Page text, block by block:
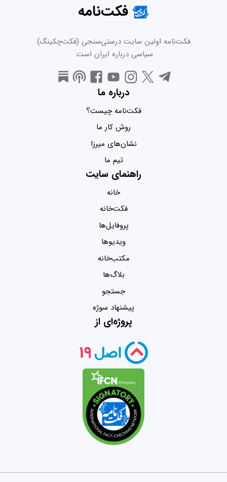
فکت‌نامه
فکت‌نامه اولین سایت درستی‌سنجی (فکت‌چکینگ)
سیاسی درباره ایران است.
درباره ما
فکت‌نامه چیست؟
روش کار ما
نشان‌های میرزا
تیم ما
راهنمای سایت
خانه
فکت‌خانه
پروفایل‌ها
ویدیو‌ها
مکتب‌خانه
بلاگ‌ها
جستجو
پیشنهاد سوژه
پروژه‌ای از